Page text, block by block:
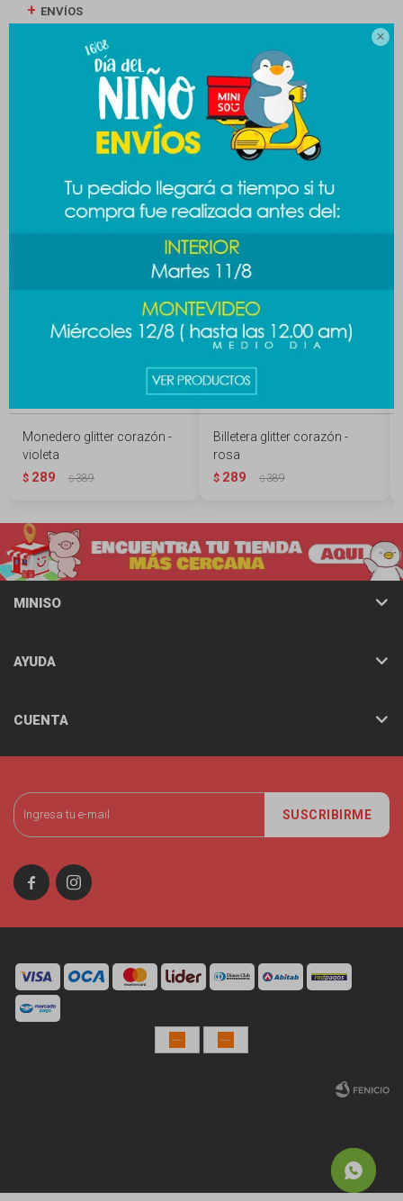

ENVÍOS
CAMBIOS Y DEVOLUCIONES
MEDIOS DE PAGO
Productos que te pueden interesar
Monedero glitter corazón -
violeta
$ 289 $389
Billetera glitter corazón -
rosa
$ 289 $389
SUSCRIBIRME
 
MINISO
AYUDA
CUENTA